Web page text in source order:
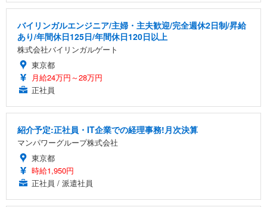
バイリンガルエンジニア/主婦・主夫歓迎/完全週休2日制/昇給
あり/年間休日125日/年間休日120日以上
株式会社バイリンガルゲート
東京都
月給24万円～28万円
正社員
紹介予定:正社員・IT企業での経理事務!月次決算
マンパワーグループ株式会社
東京都
時給1,950円
正社員 / 派遣社員